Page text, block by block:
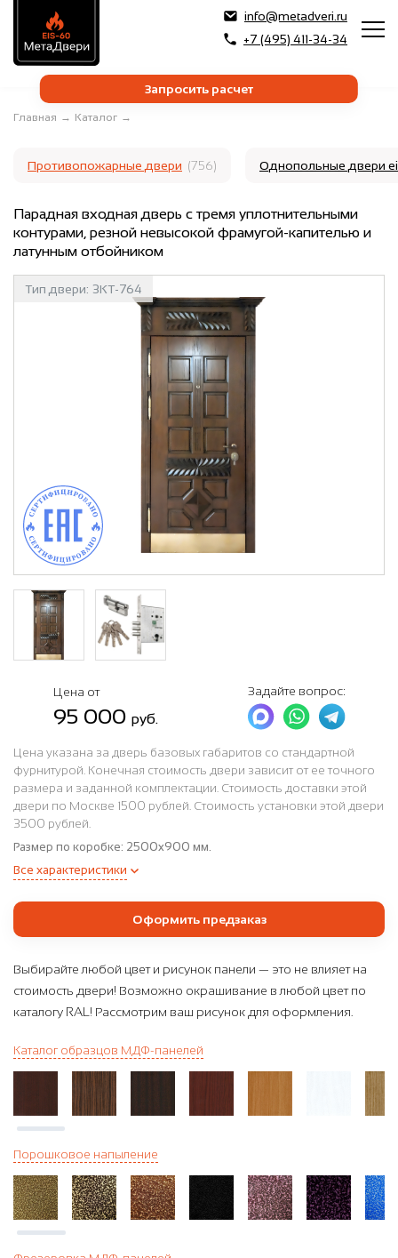
info@metadveri.ru
+7 (495) 411-34-34
Запросить расчет
Главная → Каталог →
Противопожарные двери (756) Однопольные двери
Парадная входная дверь с тремя уплотнительными
контурами, резной невысокой фрамугой-капителью и
латунным отбойником
Тип двери: 3КТ-764
Цена от
95 000 руб.
Задайте вопрос:
Цена указана за дверь базовых габаритов со стандартной
фурнитурой. Конечная стоимость двери зависит от ее точного
размера и заданной комплектации. Стоимость доставки этой
двери по Москве 1500 рублей. Стоимость установки этой двери
3500 рублей.
Размер по коробке: 2500x900 мм.
Все характеристики
Оформить предзаказ
Выбирайте любой цвет и рисунок панели — это не влияет на
стоимость двери! Возможно окрашивание в любой цвет по
каталогу RAL! Рассмотрим ваш рисунок для оформления.
Каталог образцов МДФ-панелей
Порошковое напыление